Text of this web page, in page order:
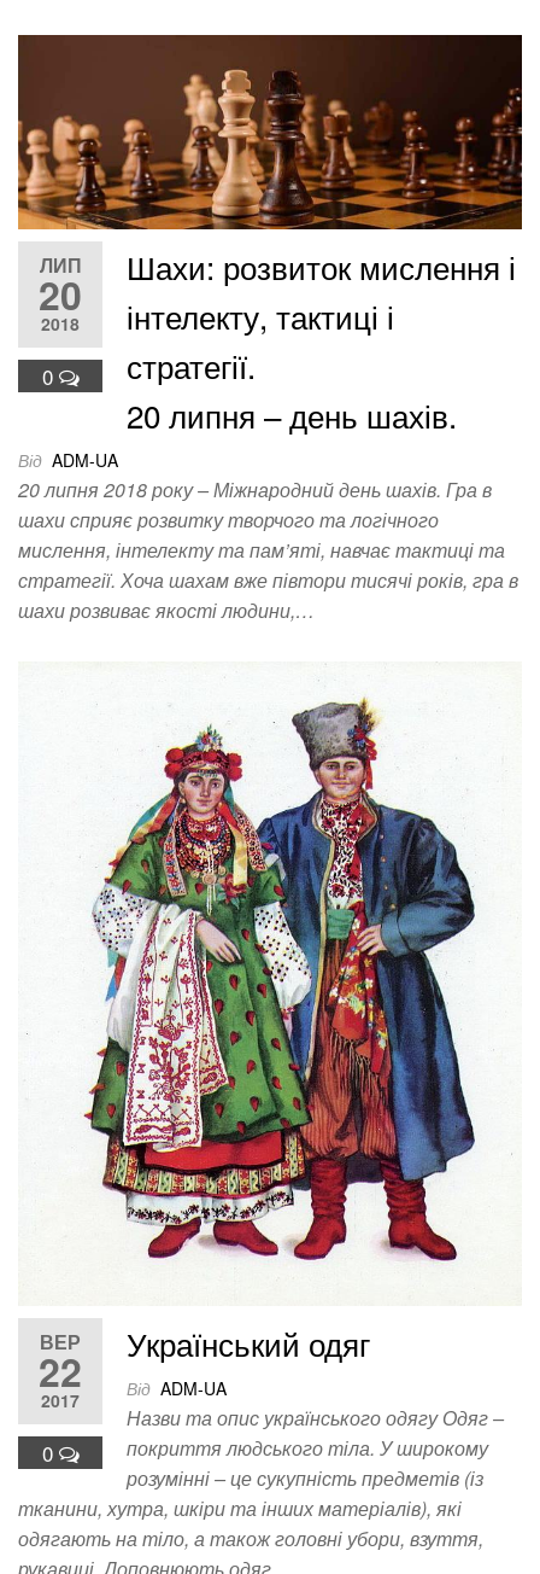
ЛИП
20
2018
0
Шахи: розвиток мислення і
інтелекту, тактиці і
стратегії.
20 липня – день шахів.
Від ADM-UA
20 липня 2018 року – Міжнародний день шахів. Гра в
шахи сприяє розвитку творчого та логічного
мислення, інтелекту та пам’яті, навчає тактиці та
стратегії. Хоча шахам вже півтори тисячі років, гра в
шахи розвиває якості людини,…
ВЕР
22
2017
0
Український одяг
Від ADM-UA
Назви та опис українського одягу Одяг –
покриття людського тіла. У широкому
розумінні – це сукупність предметів (із
тканини, хутра, шкіри та інших матеріалів), які
одягають на тіло, а також головні убори, взуття,